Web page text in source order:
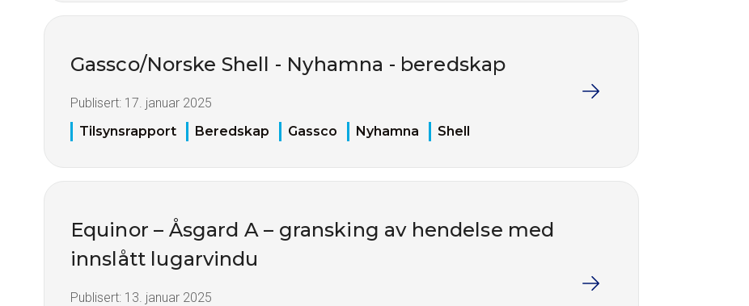
Gassco/Norske Shell - Nyhamna - beredskap
Publisert: 17. januar 2025
Tilsynsrapport
Beredskap Gassco Nyhamna Shell
Equinor – Åsgard A – gransking av hendelse med
innslått lugarvindu
Publisert: 13. januar 2025